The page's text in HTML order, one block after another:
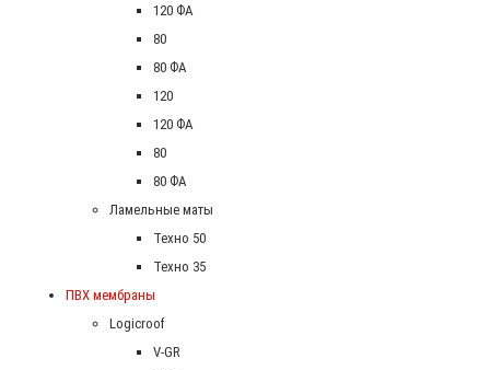
120 ФА
80
80 ФА
120
120 ФА
80
80 ФА
Ламельные маты
Техно 50
Техно 35
ПВХ мембраны
Logicroof
V-GR